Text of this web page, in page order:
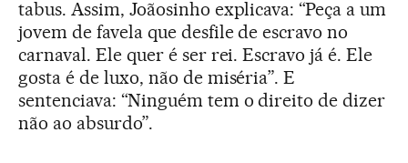
tabus. Assim, Joãosinho explicava: “Peça a um
jovem de favela que desfile de escravo no
carnaval. Ele quer é ser rei. Escravo já é. Ele
gosta é de luxo, não de miséria”. E
sentenciava: “Ninguém tem o direito de dizer
não ao absurdo”.